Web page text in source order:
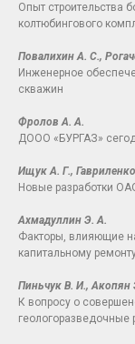
Опыт строительства
колтюбингового
Повалихин А. С.,
Инженерное
скважин
Фролов А. А.
ДООО «БУРГАЗ»
Ищук А. Г.,
Новые разработки
Ахмадуллин Э. А.
Факторы, влияющие
капитальному
Пиньчук В. И., Акопян
К вопросу о